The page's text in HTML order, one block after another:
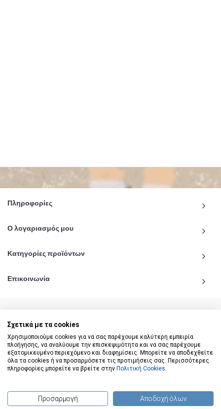
Πληροφορίες
Ο λογαριασμός μου
Κατηγορίες προϊόντων
Επικοινωνία
© 2020 - 2026 katiginetai.gr All Rights Reserved.
Σχετικά με τα cookies
Χρησιμοποιούμε cookies για να σας παρέχουμε καλύτερη εμπειρία
πλοήγησης, να αναλύουμε την επισκεψιμότητα και να σας παρέχουμε
εξατομικευμένο περιεχόμενο και διαφημίσεις. Μπορείτε να αποδεχθείτε
όλα τα cookies ή να προσαρμόσετε τις προτιμήσεις σας. Περισσότερες
πληροφορίες μπορείτε να βρείτε στην Πολιτική Cookies.
Προσαρμογή Αποδοχή όλων